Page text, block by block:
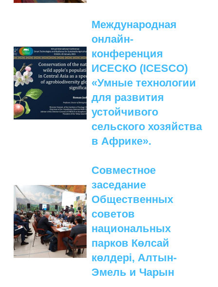
ОРГАНИЗАЦИЯ ТРЕНИНГОВ И
СЕМИНАРОВ, ПОЛЕВЫХ ЭКСКУРСИЙ
ОРГАНИЗАЦИЯ ПОЛЕВЫХ ПРАКТИК,
СТАЖИРОВОК
ОБЩЕСТВОМ ТЕТИС
СЕЛЕВИНИЯ
SAIGA NEWS
Международная
онлайн-
конференция
ИСЕСКО (ICESCO)
«Умные технологии
для развития
устойчивого
сельского хозяйства
в Африке».
Совместное
заседание
Общественных
советов
национальных
парков Көлсай
көлдері, Алтын-
Эмель и Чарын